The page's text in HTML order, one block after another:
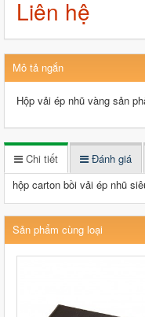
Liên hệ
Mô tả ngắn
Hộp vải ép nhũ vàng sản
Chi tiết Đánh giá
hộp carton bồi vải ép nhũ
Sản phẩm cùng loại